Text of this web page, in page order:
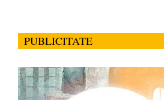
PUBLICITATE